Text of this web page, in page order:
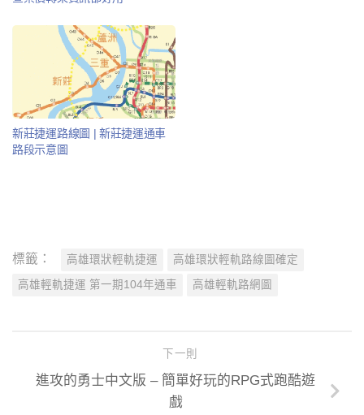
新莊捷運路線圖 | 新莊捷運通車
路段示意圖
標籤： 高雄環狀輕軌捷運 高雄環狀輕軌路線圖確定
高雄輕軌捷運 第一期104年通車 高雄輕軌路網圖
下一則
進攻的勇士中文版 – 簡單好玩的RPG式跑酷遊
戲